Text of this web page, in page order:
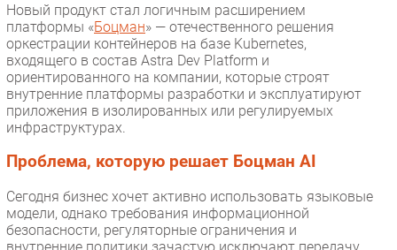
Новый продукт стал логичным расширением
платформы «Боцман» — отечественного решения
оркестрации контейнеров на базе Kubernetes,
входящего в состав Astra Dev Platform и
ориентированного на компании, которые строят
внутренние платформы разработки и эксплуатируют
приложения в изолированных или регулируемых
инфраструктурах.
Проблема, которую решает Боцман AI
Сегодня бизнес хочет активно использовать языковые
модели, однако требования информационной
безопасности, регуляторные ограничения и